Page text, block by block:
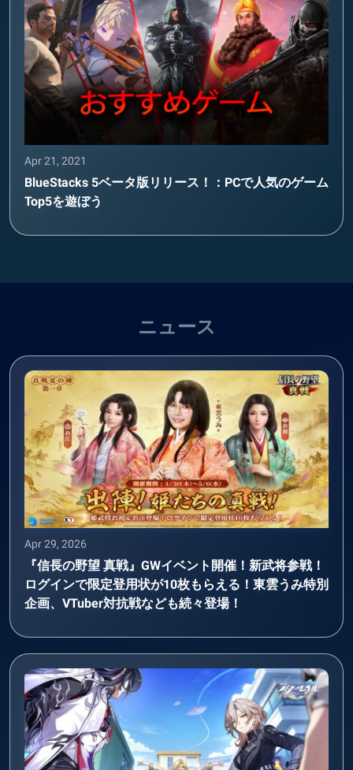
Apr 21, 2021
BlueStacks 5ベータ版リリース！：PCで人気のゲーム
Top5を遊ぼう
ニュース
Apr 29, 2026
『信長の野望 真戦』GWイベント開催！新武将参戦！
ログインで限定登用状が10枚もらえる！東雲うみ特別
企画、VTuber対抗戦なども続々登場！